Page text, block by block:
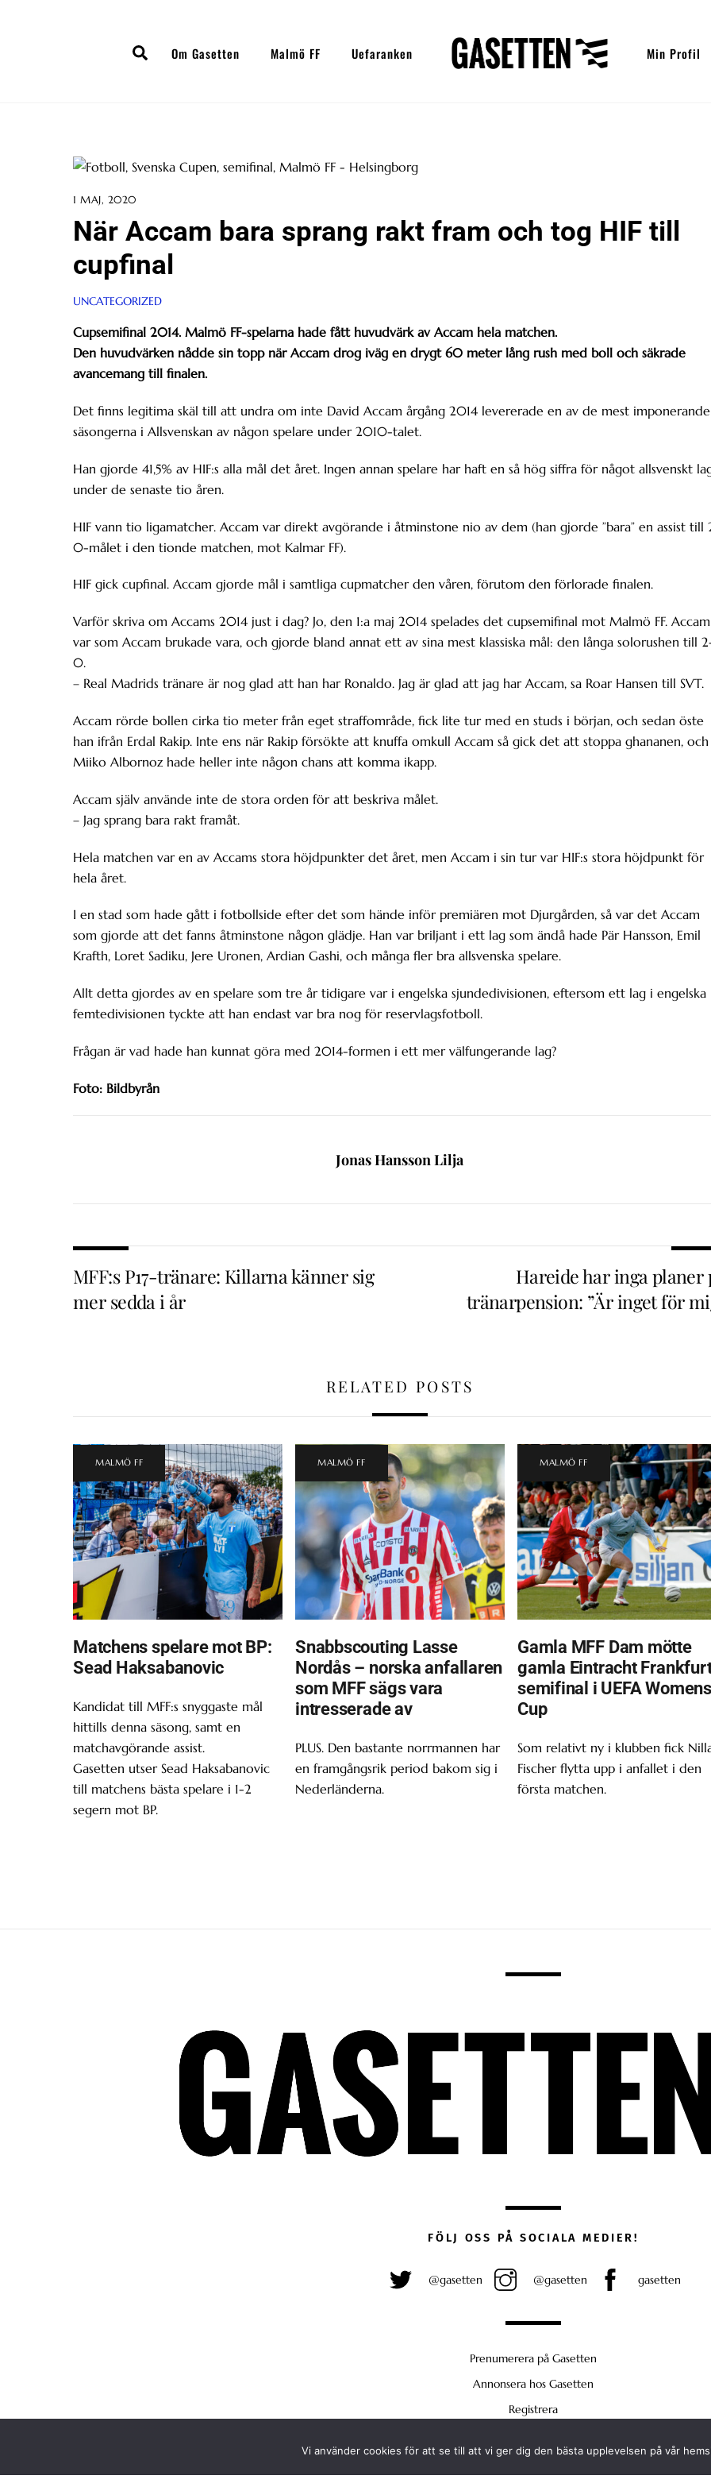
SearchOm Gasetten Malmö FF Uefaranken Min Profil
1 MAJ, 2020
När Accam bara sprang rakt fram och tog HIF till
cupfinal
UNCATEGORIZED
Cupsemifinal 2014. Malmö FF-spelarna hade fått huvudvärk av Accam hela matchen.
Den huvudvärken nådde sin topp när Accam drog iväg en drygt 60 meter lång rush med boll och säkrade
avancemang till finalen.
Det finns legitima skäl till att undra om inte David Accam årgång 2014 levererade en av de mest imponerande
säsongerna i Allsvenskan av någon spelare under 2010-talet.
Han gjorde 41,5% av HIF:s alla mål det året. Ingen annan spelare har haft en så hög siffra för något allsvenskt
under de senaste tio åren.
HIF vann tio ligamatcher. Accam var direkt avgörande i åtminstone nio av dem (han gjorde ”bara” en assist till
0-målet i den tionde matchen, mot Kalmar FF).
HIF gick cupfinal. Accam gjorde mål i samtliga cupmatcher den våren, förutom den förlorade finalen.
Varför skriva om Accams 2014 just i dag? Jo, den 1:a maj 2014 spelades det cupsemifinal mot Malmö FF. Accam
var som Accam brukade vara, och gjorde bland annat ett av sina mest klassiska mål: den långa solorushen till
0.
– Real Madrids tränare är nog glad att han har Ronaldo. Jag är glad att jag har Accam, sa Roar Hansen till SVT.
Accam rörde bollen cirka tio meter från eget straffområde, fick lite tur med en studs i början, och sedan öste
han ifrån Erdal Rakip. Inte ens när Rakip försökte att knuffa omkull Accam så gick det att stoppa ghananen, och
Miiko Albornoz hade heller inte någon chans att komma ikapp.
Accam själv använde inte de stora orden för att beskriva målet.
– Jag sprang bara rakt framåt.
Hela matchen var en av Accams stora höjdpunkter det året, men Accam i sin tur var HIF:s stora höjdpunkt för
hela året.
I en stad som hade gått i fotbollside efter det som hände inför premiären mot Djurgården, så var det Accam
som gjorde att det fanns åtminstone någon glädje. Han var briljant i ett lag som ändå hade Pär Hansson, Emil
Krafth, Loret Sadiku, Jere Uronen, Ardian Gashi, och många fler bra allsvenska spelare.
Allt detta gjordes av en spelare som tre år tidigare var i engelska sjundedivisionen, eftersom ett lag i engelska
femtedivisionen tyckte att han endast var bra nog för reservlagsfotboll.
Frågan är vad hade han kunnat göra med 2014-formen i ett mer välfungerande lag?
Foto: Bildbyrån
Jonas Hansson Lilja
MFF:s P17-tränare: Killarna känner sig
mer sedda i år
Hareide har inga planer
tränarpension: ”Är inget för
RELATED POSTS
MALMÖ FF
Matchens spelare mot BP:
Sead Haksabanovic
Kandidat till MFF:s snyggaste mål
hittills denna säsong, samt en
matchavgörande assist.
Gasetten utser Sead Haksabanovic
till matchens bästa spelare i 1-2
segern mot BP.
MALMÖ FF
Snabbscouting Lasse
Nordås – norska anfallaren
som MFF sägs vara
intresserade av
PLUS. Den bastante norrmannen har
en framgångsrik period bakom sig i
Nederländerna.
MALMÖ FF
Gamla MFF Dam mötte
gamla Eintracht
semifinal i UEFA Womens
Cup
Som relativt ny i klubben fick
Fischer flytta upp i anfallet i den
första matchen.
FÖLJ OSS PÅ SOCIALA MEDIER!
@gasetten @gasetten gasetten
Prenumerera på Gasetten
Annonsera hos Gasetten
Registrera
Vi använder cookies för att se till att vi ger dig den bästa upplevelsen på vår